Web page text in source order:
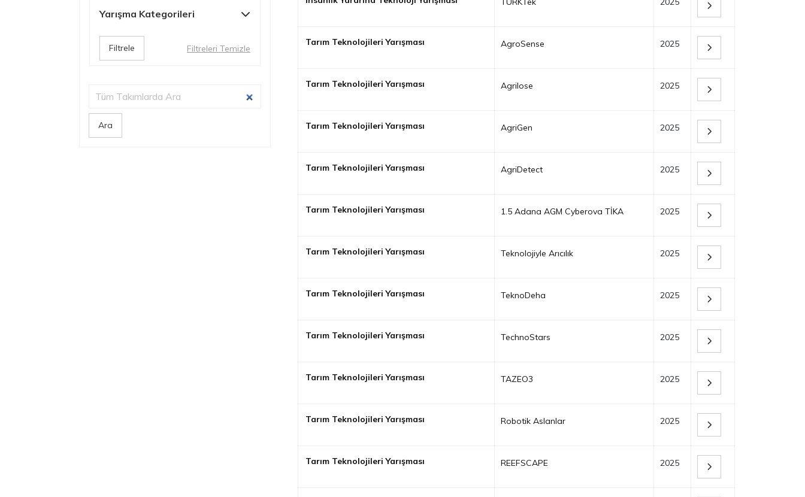
Yarışma Kategorileri
Filtrele Filtreleri Temizle
Ara
Tarım Teknolojileri Yarışması AgroSense 2025
Tarım Teknolojileri Yarışması Agrilose 2025
Tarım Teknolojileri Yarışması AgriGen 2025
Tarım Teknolojileri Yarışması AgriDetect 2025
Tarım Teknolojileri Yarışması 1.5 Adana AGM Cyberova TİKA 2025
Tarım Teknolojileri Yarışması Teknolojiyle Arıcılık 2025
Tarım Teknolojileri Yarışması TeknoDeha 2025
Tarım Teknolojileri Yarışması TechnoStars 2025
Tarım Teknolojileri Yarışması TAZEO3 2025
Tarım Teknolojileri Yarışması Robotik Aslanlar 2025
Tarım Teknolojileri Yarışması REEFSCAPE 2025